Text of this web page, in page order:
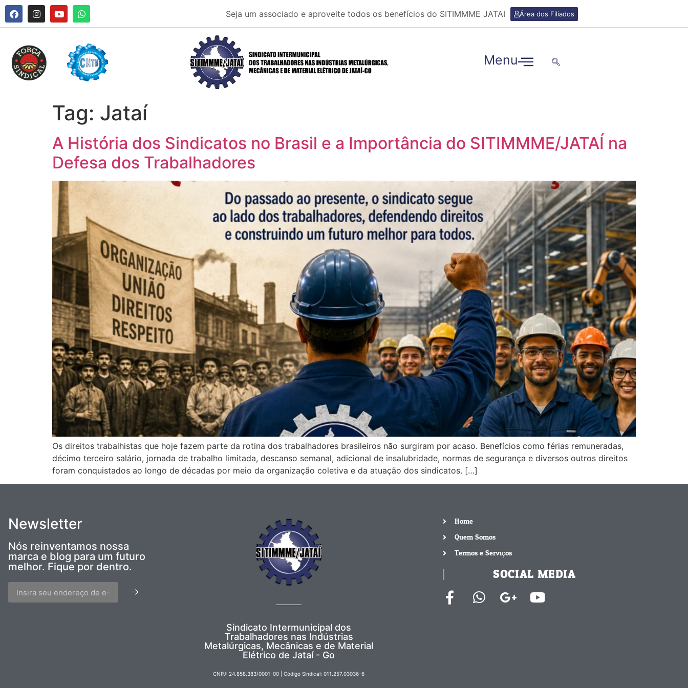
Seja um associado e aproveite todos os benefícios do SITIMMME JATAI Área dos Filiados
Menu
Tag: Jataí
A História dos Sindicatos no Brasil e a Importância do SITIMMME/JATAÍ na
Defesa dos Trabalhadores
Os direitos trabalhistas que hoje fazem parte da rotina dos trabalhadores brasileiros não surgiram por acaso. Benefícios como férias remuneradas,
décimo terceiro salário, jornada de trabalho limitada, descanso semanal, adicional de insalubridade, normas de segurança e diversos outros direitos
foram conquistados ao longo de décadas por meio da organização coletiva e da atuação dos sindicatos. […]
Newsletter
Nós reinventamos nossa
marca e blog para um futuro
melhor. Fique por dentro.
Sindicato Intermunicipal dos
Trabalhadores nas Indústrias
Metalúrgicas, Mecânicas e de Material
Elétrico de Jataí - Go
CNPJ: 24.858.383/0001-00 | Código Sindical: 011.257.03036-6
Home
Quem Somos
Termos e Serviços
SOCIAL MEDIA